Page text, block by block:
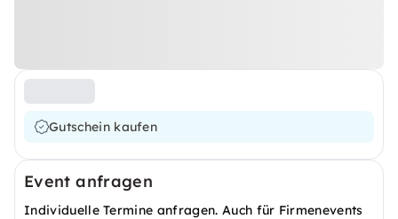
Gutschein kaufen
Event anfragen
Individuelle Termine anfragen. Auch für Firmenevents